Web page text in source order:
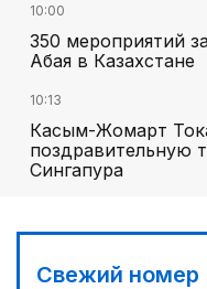
10:00
350 мероприятий
Абая в Казахстане
10:13
Касым-Жомарт
поздравительную
Сингапура
Свежий номер